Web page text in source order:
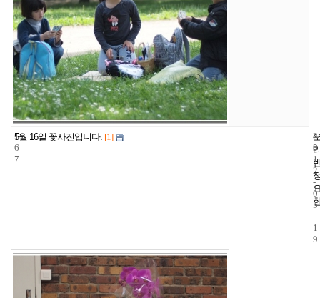
1
6
7
5월 16일 꽃사진입니다. [1]
4
3
2
0
1
2
-
0
5
-
1
9